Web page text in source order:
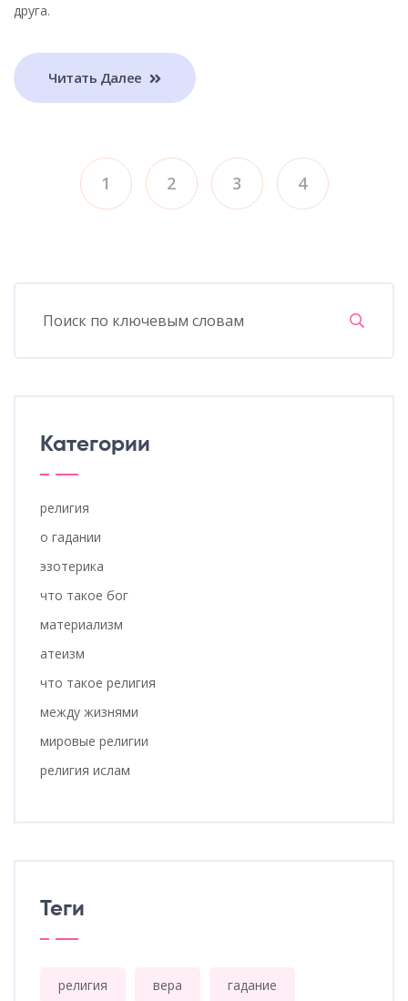
друга.
Читать Далее
1 2 3 4
Категории
религия
о гадании
эзотерика
что такое бог
материализм
атеизм
что такое религия
между жизнями
мировые религии
религия ислам
Теги
религия вера гадание